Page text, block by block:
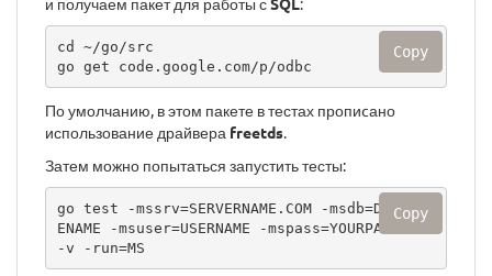
cd ~/go/src
go get code.google.com/p/odbc
Copy
По умолчанию, в этом пакете в тестах пропиcано
использование драйвера freetds.
Затем можно попытаться запустить тесты:
go test -mssrv=SERVERNAME.COM -msdb=DATABAS
ENAME -msuser=USERNAME -mspass=YOURPASSWORD
-v -run=MS
Copy